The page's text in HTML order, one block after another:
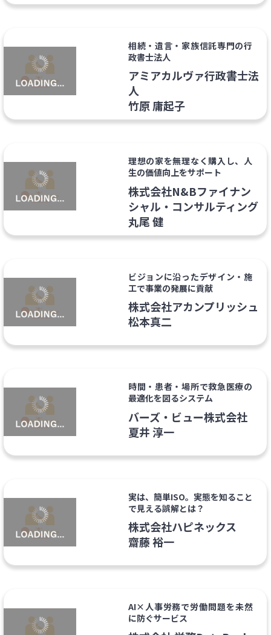
相続・遺言・家族信託専門の行
政書士法人
アミアカルヴァ行政書士法
人
竹原 庸起子
理想の家を無理なく購入し、人
生の価値向上をサポート
株式会社N&Bファイナン
シャル・コンサルティング
丸尾 健
ビジョンに沿ったデザイン・施
工で事業の発展に貢献
株式会社アカンプリッシュ
松本真二
時間・患者・場所で救急医療の
最適化を図るシステム
バーズ・ビュー株式会社
夏井 淳一
実は、簡単ISO。実態を知ること
で見える誤解とは？
株式会社ハピネックス
齋藤 裕一
AI×人事労務で労働問題を未然
に防ぐサービス